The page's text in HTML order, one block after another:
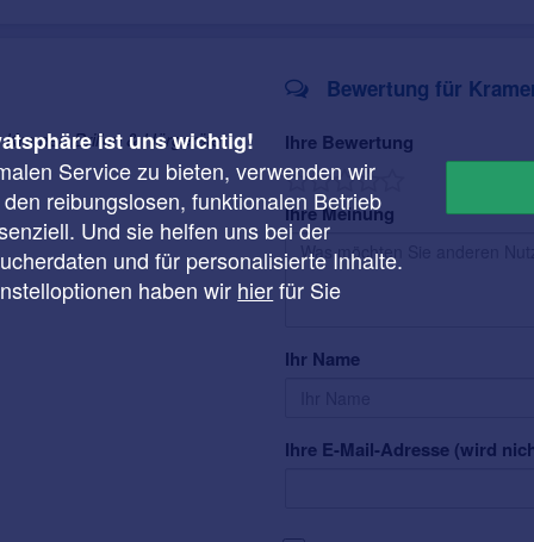
Brillen & Hörgeräte
Bewertung für
Ihre Bewertung
Ihre Meinung
Ihr Name
Ihre E-Mail-Adresse (wird
ist uns wichtig!
Service zu bieten, verwenden wir
reibungslosen, funktionalen Betrieb
Und sie helfen uns bei der
und für personalisierte Inhalte.
haben wir hierfür Sie